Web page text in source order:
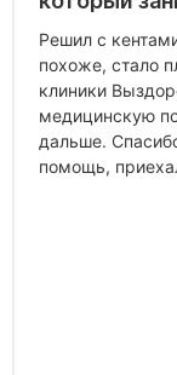
Решил с
похоже, стало
клиники
медицинскую
дальше.
помощь,